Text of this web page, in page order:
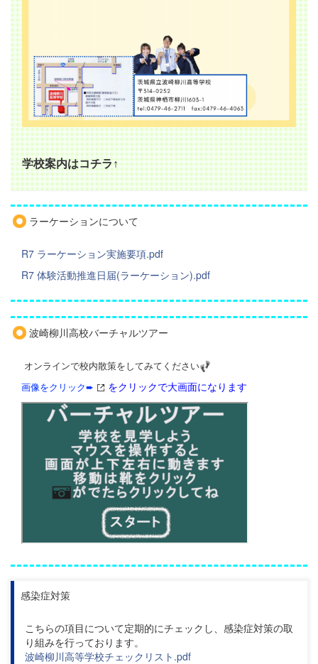
学校案内はコチラ↑
ラーケーションについて
R7 ラーケーション実施要項.pdf
R7 体験活動推進日届(ラーケーション).pdf
波崎柳川高校バーチャルツアー
オンラインで校内散策をしてみてください
画像をクリック➨
をクリックで大画面になります
感染症対策
こちらの項目について定期的にチェックし、感染症対策の取
り組みを行っております。
波崎柳川高等学校チェックリスト.pdf